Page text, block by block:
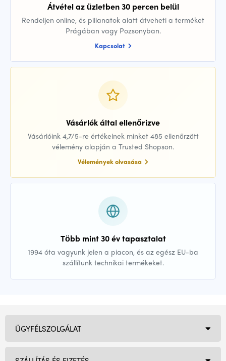
Átvétel az üzletben 30 percen belül
Rendeljen online, és pillanatok alatt átveheti a terméket
Prágában vagy Pozsonyban.
Kapcsolat
Vásárlók által ellenőrizve
Vásárlóink 4,7/5-re értékelnek minket 485 ellenőrzött
vélemény alapján a Trusted Shopson.
Vélemények olvasása
Több mint 30 év tapasztalat
1994 óta vagyunk jelen a piacon, és az egész EU-ba
szállítunk technikai termékeket.
ÜGYFÉLSZOLGÁLAT